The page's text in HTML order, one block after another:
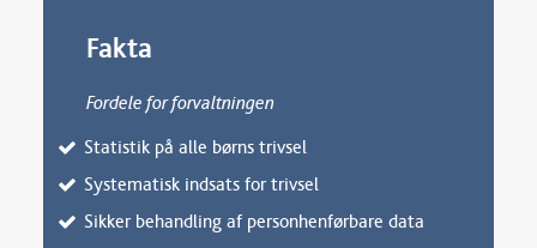
Fakta
Fordele for forvaltningen
Statistik på alle børns trivsel
Systematisk indsats for trivsel
Sikker behandling af personhenførbare data